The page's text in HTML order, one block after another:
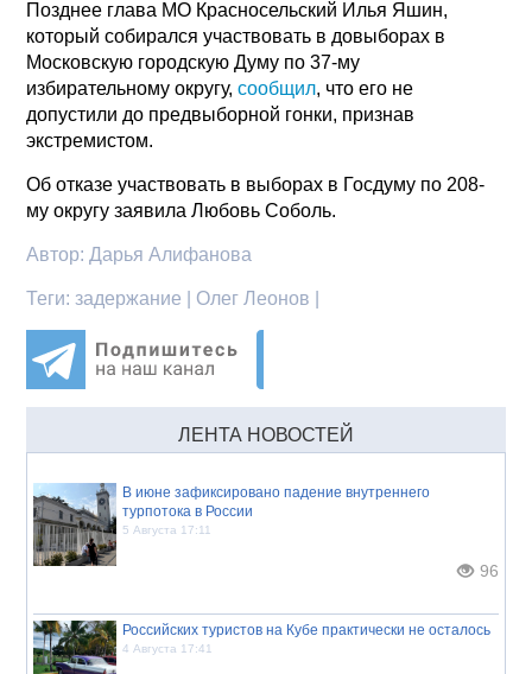
Позднее глава МО Красносельский Илья Яшин,
который собирался участвовать в довыборах в
Московскую городскую Думу по 37-му
избирательному округу,сообщил, что его не
допустили до предвыборной гонки, признав
экстремистом.
Об отказе участвовать в выборах в Госдуму по 208-
му округу заявила Любовь Соболь.
Автор: Дарья Алифанова
Теги:задержание | Олег Леонов |
ЛЕНТА НОВОСТЕЙ
В июне зафиксировано падение внутреннего
турпотока в России
5 Августа 17:11
96
Российских туристов на Кубе практически не осталось
4 Августа 17:41